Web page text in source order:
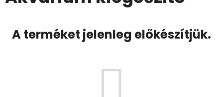
A terméket jelenleg előkészítjük.